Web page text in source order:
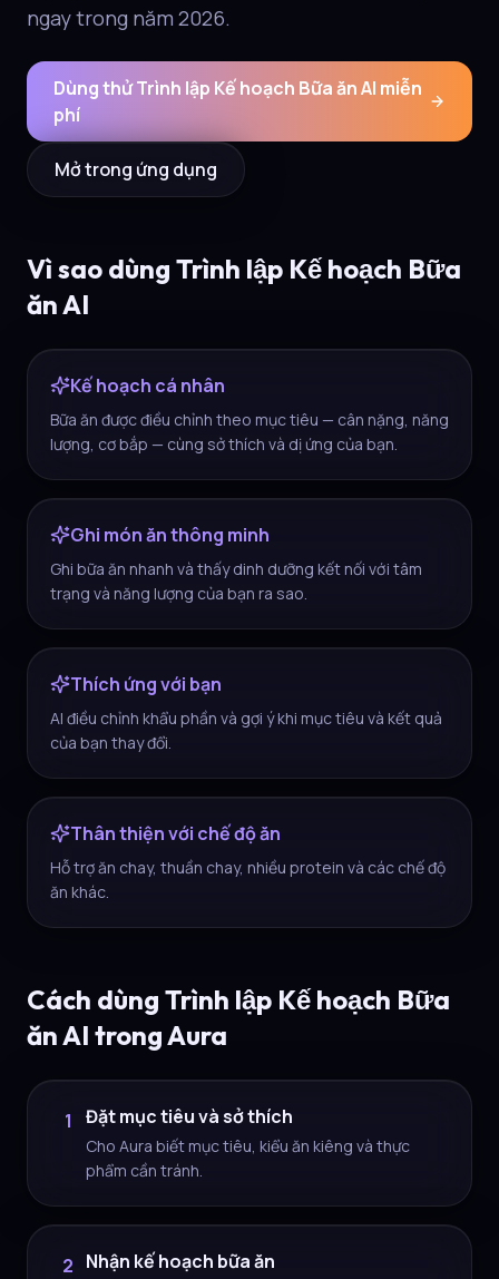
ngay trong năm 2026.
Dùng thử Trình lập Kế hoạch Bữa ăn AI miễn
phí
Mở trong ứng dụng
Vì sao dùng Trình lập Kế hoạch Bữa
ăn AI
Kế hoạch cá nhân
Bữa ăn được điều chỉnh theo mục tiêu — cân nặng, năng
lượng, cơ bắp — cùng sở thích và dị ứng của bạn.
Ghi món ăn thông minh
Ghi bữa ăn nhanh và thấy dinh dưỡng kết nối với tâm
trạng và năng lượng của bạn ra sao.
Thích ứng với bạn
AI điều chỉnh khẩu phần và gợi ý khi mục tiêu và kết quả
của bạn thay đổi.
Thân thiện với chế độ ăn
Hỗ trợ ăn chay, thuần chay, nhiều protein và các chế độ
ăn khác.
Cách dùng Trình lập Kế hoạch Bữa
ăn AI trong Aura
1 Đặt mục tiêu và sở thích
Cho Aura biết mục tiêu, kiểu ăn kiêng và thực
phẩm cần tránh.
2 Nhận kế hoạch bữa ăn